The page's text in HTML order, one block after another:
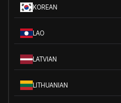
KOREAN
LAO
LATVIAN
LITHUANIAN